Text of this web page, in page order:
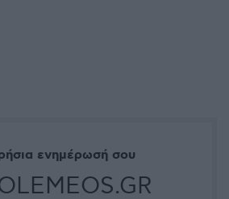
ενημέρωσή σου